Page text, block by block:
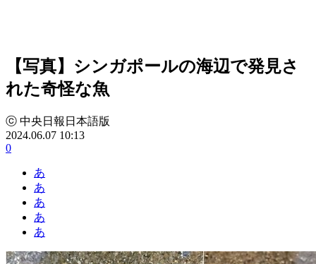
【写真】シンガポールの海辺で発見さ
れた奇怪な魚
ⓒ 中央日報日本語版
2024.06.07 10:13
0
あ
あ
あ
あ
あ